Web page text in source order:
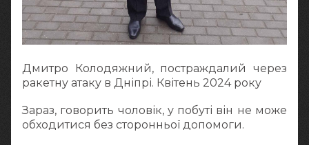
Дмитро Колодяжний, постраждалий через
ракетну атаку в Дніпрі. Квітень 2024 року
Зараз, говорить чоловік, у побуті він не може
обходитися без сторонньої допомоги.